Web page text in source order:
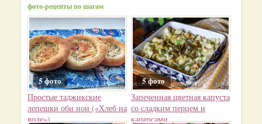
фото-рецепты по шагам
5 фото
Простые таджикские
лепешки оби нон («Хлеб на
воде»)
5 фото
Запеченная цветная капуста
со сладким перцем и
каперсами